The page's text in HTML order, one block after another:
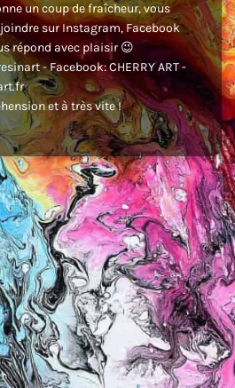
un coup de fraîcheur, vous
sur Instagram, Facebook
répond avec plaisir 😉
- Facebook: CHERRY ART -
et à très vite !